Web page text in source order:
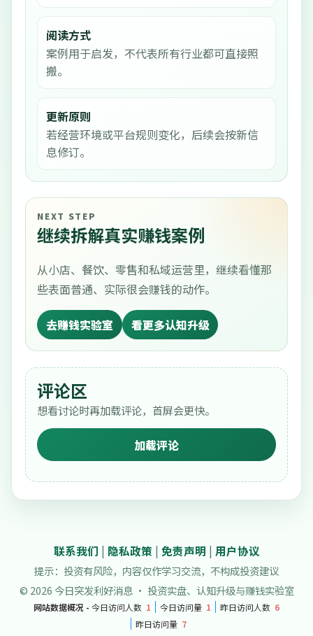
阅读方式
案例用于启发，不代表所有行业都可直接照
搬。
更新原则
若经营环境或平台规则变化，后续会按新信
息修订。
NEXT STEP
继续拆解真实赚钱案例
从小店、餐饮、零售和私域运营里，继续看懂那
些表面普通、实际很会赚钱的动作。
去赚钱实验室 看更多认知升级
评论区
想看讨论时再加载评论，首屏会更快。
加载评论
联系我们 | 隐私政策 | 免责声明 | 用户协议
提示：投资有风险，内容仅作学习交流，不构成投资建议
© 2026 今日突发利好消息 · 投资实盘、认知升级与赚钱实验室
网站数据概况 - 今日访问人数 1 今日访问量 1 昨日访问人数 6
昨日访问量 7